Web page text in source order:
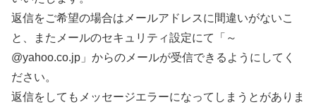
返信をご希望の場合はメールアドレスに間違いがないこ
と、またメールのセキュリティ設定にて「～
@yahoo.co.jp」からのメールが受信できるようにしてく
ださい。
返信をしてもメッセージエラーになってしまうとがありま